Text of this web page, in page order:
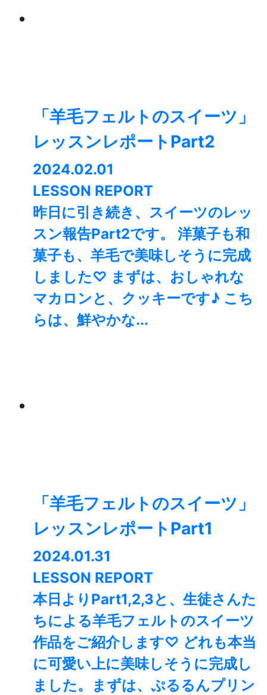
「羊毛フェルトのスイーツ」
レッスンレポートPart2
2024.02.01
LESSON REPORT
昨日に引き続き、スイーツのレッ
スン報告Part2です。 洋菓子も和
菓子も、羊毛で美味しそうに完成
しました♡ まずは、おしゃれな
マカロンと、クッキーです♪ こち
らは、鮮やかな...
「羊毛フェルトのスイーツ」
レッスンレポートPart1
2024.01.31
LESSON REPORT
本日よりPart1,2,3と、生徒さんた
ちによる羊毛フェルトのスイーツ
作品をご紹介します♡ どれも本当
に可愛い上に美味しそうに完成し
ました。まずは、ぷるるんプリン